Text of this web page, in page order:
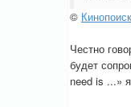
© Кинопоиск
Честно
будет
need is ...»